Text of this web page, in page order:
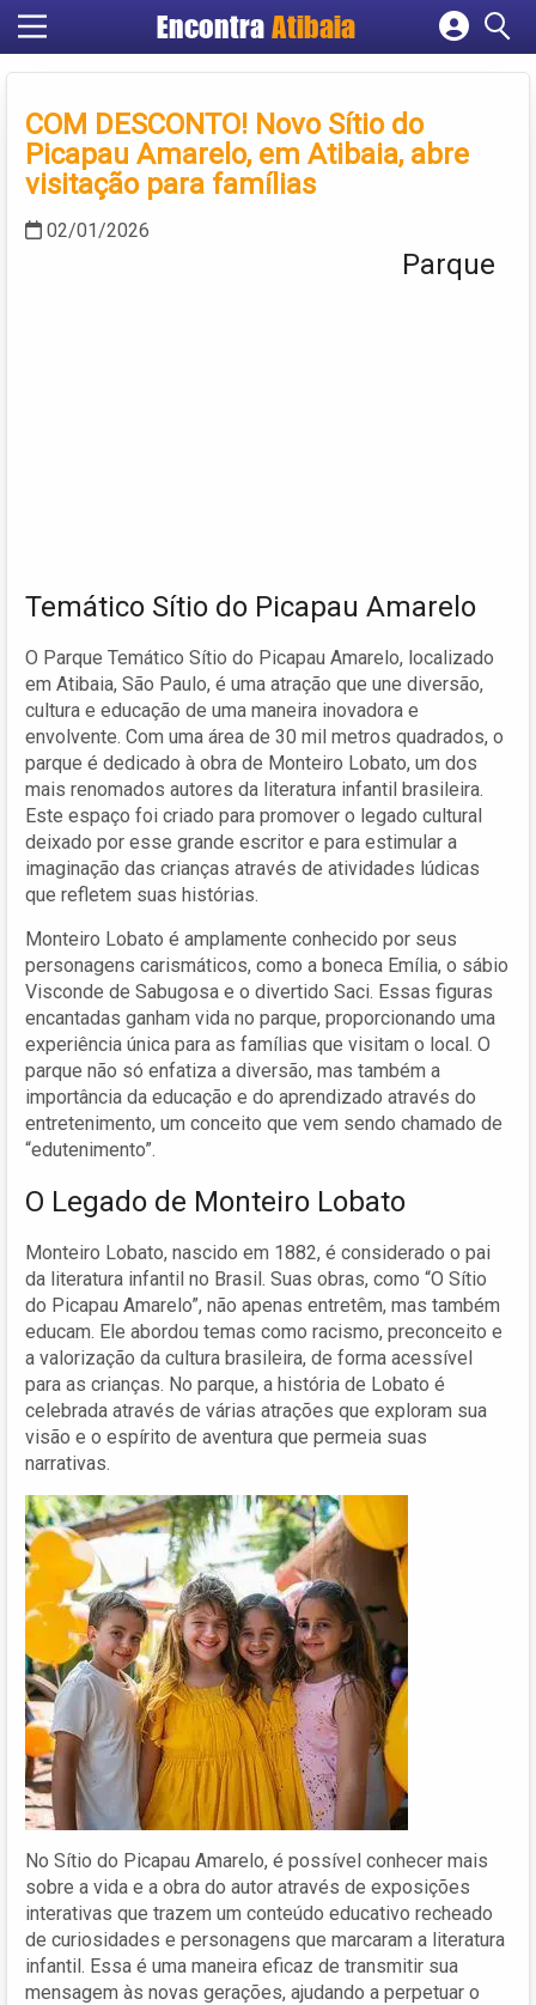
Encontra Atibaia
Cadastrar empresa
Criar conta
COM DESCONTO! Novo Sítio do
Picapau Amarelo, em Atibaia, abre
visitação para famílias
02/01/2026
Parque
Temático Sítio do Picapau Amarelo
O Parque Temático Sítio do Picapau Amarelo, localizado
em Atibaia, São Paulo, é uma atração que une diversão,
cultura e educação de uma maneira inovadora e
envolvente. Com uma área de 30 mil metros quadrados, o
parque é dedicado à obra de Monteiro Lobato, um dos
mais renomados autores da literatura infantil brasileira.
Este espaço foi criado para promover o legado cultural
deixado por esse grande escritor e para estimular a
imaginação das crianças através de atividades lúdicas
que refletem suas histórias.
Monteiro Lobato é amplamente conhecido por seus
personagens carismáticos, como a boneca Emília, o sábio
Visconde de Sabugosa e o divertido Saci. Essas figuras
encantadas ganham vida no parque, proporcionando uma
experiência única para as famílias que visitam o local. O
parque não só enfatiza a diversão, mas também a
importância da educação e do aprendizado através do
entretenimento, um conceito que vem sendo chamado de
“edutenimento”.
O Legado de Monteiro Lobato
Monteiro Lobato, nascido em 1882, é considerado o pai
da literatura infantil no Brasil. Suas obras, como “O Sítio
do Picapau Amarelo”, não apenas entretêm, mas também
educam. Ele abordou temas como racismo, preconceito e
a valorização da cultura brasileira, de forma acessível
para as crianças. No parque, a história de Lobato é
celebrada através de várias atrações que exploram sua
visão e o espírito de aventura que permeia suas
narrativas.
No Sítio do Picapau Amarelo, é possível conhecer mais
sobre a vida e a obra do autor através de exposições
interativas que trazem um conteúdo educativo recheado
de curiosidades e personagens que marcaram a literatura
infantil. Essa é uma maneira eficaz de transmitir sua
mensagem às novas gerações, ajudando a perpetuar o